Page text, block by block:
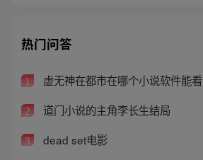
热门问答
1 虚无神在都市在哪个小说软件能看
2 道门小说的主角李长生结局
3 dead set电影